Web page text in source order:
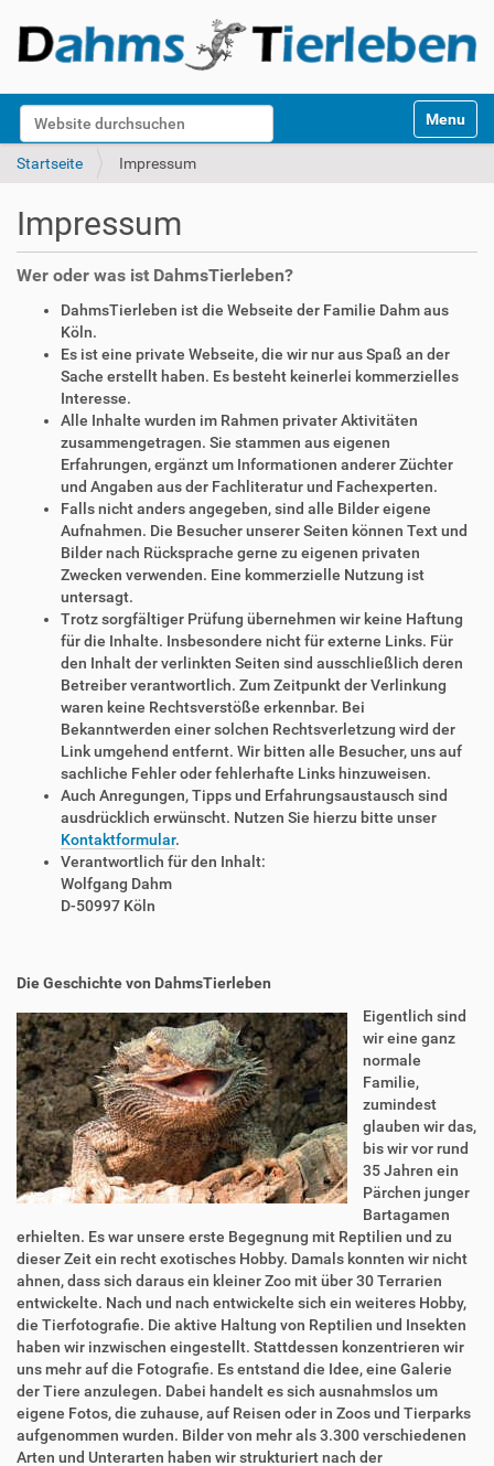
Website durchsuchen
k
Toggle
Startseite Impressum
Impressum
Wer oder was ist DahmsTierleben?
DahmsTierleben ist die Webseite der Familie Dahm aus
Köln.
Es ist eine private Webseite, die wir nur aus Spaß an der
Sache erstellt haben. Es besteht keinerlei kommerzielles
Interesse.
Alle Inhalte wurden im Rahmen privater Aktivitäten
zusammengetragen. Sie stammen aus eigenen
Erfahrungen, ergänzt um Informationen anderer Züchter
und Angaben aus der Fachliteratur und Fachexperten.
Falls nicht anders angegeben, sind alle Bilder eigene
Aufnahmen. Die Besucher unserer Seiten können Text und
Bilder nach Rücksprache gerne zu eigenen privaten
Zwecken verwenden. Eine kommerzielle Nutzung ist
untersagt.
Trotz sorgfältiger Prüfung übernehmen wir keine Haftung
für die Inhalte. Insbesondere nicht für externe Links. Für
den Inhalt der verlinkten Seiten sind ausschließlich deren
Betreiber verantwortlich. Zum Zeitpunkt der Verlinkung
waren keine Rechtsverstöße erkennbar. Bei
Bekanntwerden einer solchen Rechtsverletzung wird der
Link umgehend entfernt. Wir bitten alle Besucher, uns auf
sachliche Fehler oder fehlerhafte Links hinzuweisen.
Auch Anregungen, Tipps und Erfahrungsaustausch sind
ausdrücklich erwünscht. Nutzen Sie hierzu bitte unser
Kontaktformular.
Verantwortlich für den Inhalt:
Wolfgang Dahm
D-50997 Köln
Die Geschichte von DahmsTierleben
Eigentlich sind
wir eine ganz
normale
Familie,
zumindest
glauben wir das,
bis wir vor rund
35 Jahren ein
Pärchen junger
Bartagamen
erhielten. Es war unsere erste Begegnung mit Reptilien und zu
dieser Zeit ein recht exotisches Hobby. Damals konnten wir nicht
ahnen, dass sich daraus ein kleiner Zoo mit über 30 Terrarien
entwickelte. Nach und nach entwickelte sich ein weiteres Hobby,
die Tierfotografie. Die aktive Haltung von Reptilien und Insekten
haben wir inzwischen eingestellt. Stattdessen konzentrieren wir
uns mehr auf die Fotografie. Es entstand die Idee, eine Galerie
der Tiere anzulegen. Dabei handelt es sich ausnahmslos um
eigene Fotos, die zuhause, auf Reisen oder in Zoos und Tierparks
aufgenommen wurden. Bilder von mehr als 3.300 verschiedenen
Arten und Unterarten haben wir strukturiert nach der